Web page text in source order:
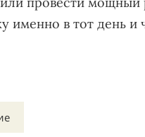
в тот день и